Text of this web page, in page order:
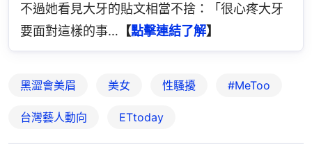
不過她看見大牙的貼文相當不捨：「很心疼大牙
要面對這樣的事… 【點擊連結了解】
黑澀會美眉 美女 性騷擾 #MeToo
台灣藝人動向 ETtoday